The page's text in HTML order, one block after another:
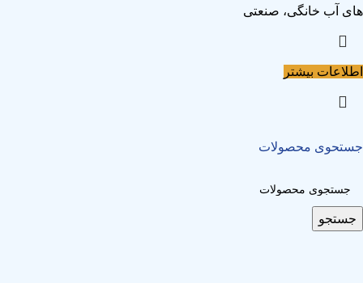
جستحوی محصولات
جستجو
های آب خانگی، صنعتی
اطلاعات بیشتر